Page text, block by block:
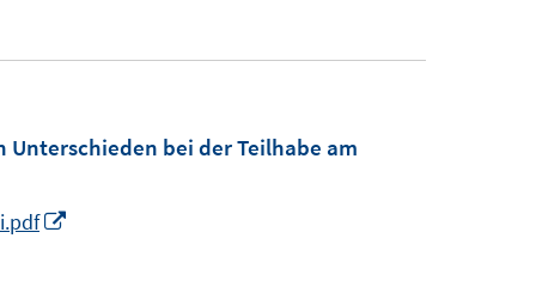
Unterschieden bei der Teilhabe am